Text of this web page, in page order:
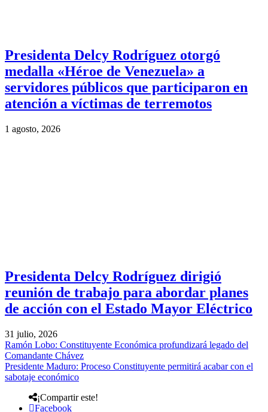
Presidenta Delcy Rodríguez otorgó
medalla «Héroe de Venezuela» a
servidores públicos que participaron en
atención a víctimas de terremotos
1 agosto, 2026
Presidenta Delcy Rodríguez dirigió
reunión de trabajo para abordar planes
de acción con el Estado Mayor Eléctrico
31 julio, 2026
Ramón Lobo: Constituyente Económica profundizará legado del
Comandante Chávez
Presidente Maduro: Proceso Constituyente permitirá acabar con el
sabotaje económico
¡Compartir este!
Facebook